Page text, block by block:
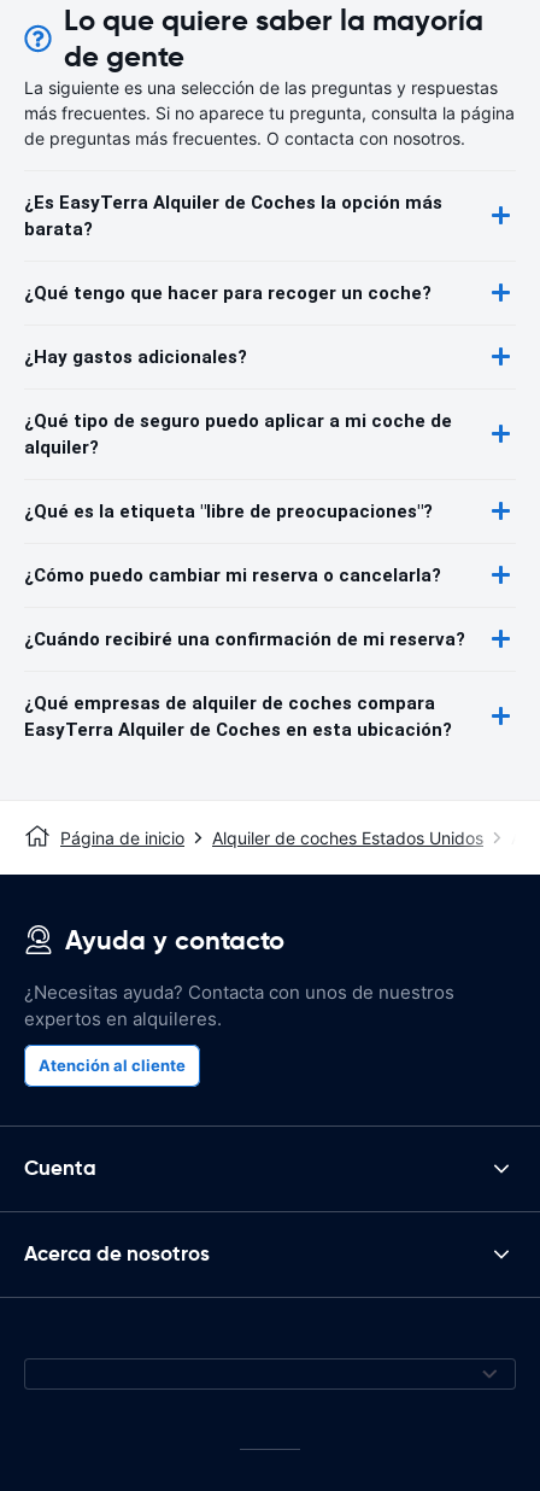
Lo que quiere saber la mayoría
de gente
La siguiente es una selección de las preguntas y respuestas
más frecuentes. Si no aparece tu pregunta, consulta la página
de preguntas más frecuentes. O contacta con nosotros.
¿Es EasyTerra Alquiler de Coches la opción más
barata?
¿Qué tengo que hacer para recoger un coche?
¿Hay gastos adicionales?
¿Qué tipo de seguro puedo aplicar a mi coche de
alquiler?
¿Qué es la etiqueta "libre de preocupaciones"?
¿Cómo puedo cambiar mi reserva o cancelarla?
¿Cuándo recibiré una confirmación de mi reserva?
¿Qué empresas de alquiler de coches compara
EasyTerra Alquiler de Coches en esta ubicación?
Página de inicio Alquiler de coches Estados Unidos
Ayuda y contacto
¿Necesitas ayuda? Contacta con unos de nuestros
expertos en alquileres.
Atención al cliente
Cuenta
Acerca de nosotros